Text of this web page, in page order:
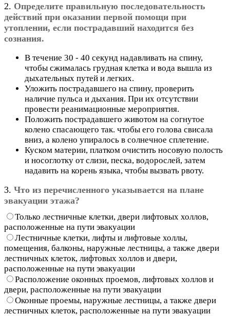
2. Определите правильную последовательность
действий при оказании первой помощи при
утоплении, если пострадавший находится без
сознания.
В течение 30 - 40 секунд надавливать на спину,
чтобы сжималась грудная клетка и вода вышла из
дыхательных путей и легких.
Уложить пострадавшего на спину, проверить
наличие пульса и дыхания. При их отсутствии
провести реанимационные мероприятия.
Положить пострадавшего животом на согнутое
колено спасающего так. чтобы его голова свисала
вниз, а колено упиралось в солнечное сплетение.
Куском материи, платком очистить носовую полость
и носоглотку от слизи, песка, водорослей, затем
надавить на корень языка, чтобы вызвать рвоту.
3. Что из перечисленного указывается на плане
эвакуации этажа?
Только лестничные клетки, двери лифтовых холлов,
расположенные на пути эвакуации
Лестничные клетки, лифты и лифтовые холлы,
помещения, балконы, наружные лестницы, а также двери
лестничных клеток, лифтовых холлов и двери,
расположенные на пути эвакуации
Расположение оконных проемов, лифтовых холлов и
двери, расположенные на пути эвакуации
Оконные проемы, наружные лестницы, а также двери
лестничных клеток, расположенные на пути эвакуации